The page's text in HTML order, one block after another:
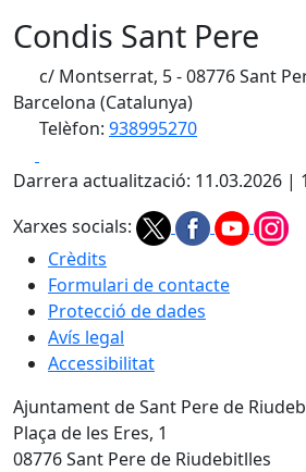
Condis Sant Pere
c/ Montserrat, 5 - 08776 Sant
Barcelona (Catalunya)
Telèfon: 938995270
Darrera actualització: 11.03.2026 |
Xarxes socials:
Crèdits
Formulari de contacte
Protecció de dades
Avís legal
Accessibilitat
Ajuntament de Sant Pere de
Plaça de les Eres, 1
08776 Sant Pere de Riudebitlles